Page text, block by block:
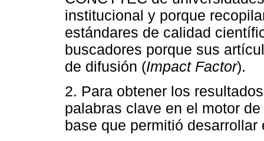
institucional y porque
estándares de calidad
buscadores porque sus
de difusión (Impact Factor).
2. Para obtener los
palabras clave en el motor
base que permitió desarrollar